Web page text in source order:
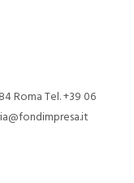
RomaTel. +39 06